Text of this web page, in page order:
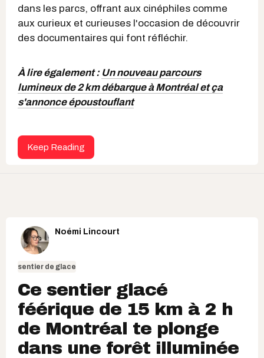
dans les parcs, offrant aux cinéphiles comme
aux curieux et curieuses l'occasion de découvrir
des documentaires qui font réfléchir.
À lire également : Un nouveau parcours
lumineux de 2 km débarque à Montréal et ça
s'annonce époustouflant
Keep Reading
Noémi Lincourt
sentier de glace
Ce sentier glacé
féérique de 15 km à 2 h
de Montréal te plonge
dans une forêt illuminée